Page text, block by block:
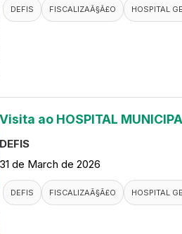
DEFIS FISCALIZAÃ§Ã£O HOSPITAL
Visita ao HOSPITAL
DEFIS
31 de March de 2026
DEFIS FISCALIZAÃ§Ã£O HOSPITAL